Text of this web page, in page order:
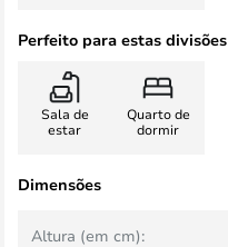
Perfeito para estas divisões
Sala de
estar
Quarto de
dormir
Dimensões
Altura (em cm):